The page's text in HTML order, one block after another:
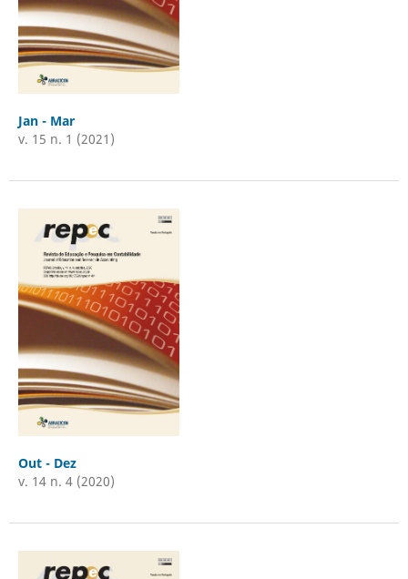
Jan - Mar
v. 15 n. 1 (2021)
Out - Dez
v. 14 n. 4 (2020)